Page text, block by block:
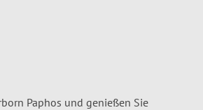
Paphos und genießen Sie